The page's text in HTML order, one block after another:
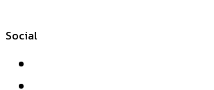
Social